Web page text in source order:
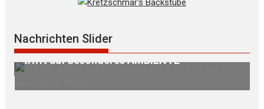
Nachrichten Slider
K u n s t